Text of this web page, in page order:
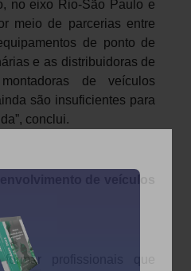
no eixo Rio-São Paulo e
meio de parcerias entre
de ponto de
e as distribuidoras de
de veículos
são insuficientes para
conclui.
profissionais que